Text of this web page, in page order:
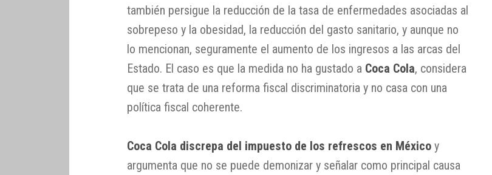
también persigue la reducción de la tasa de enfermedades asociadas al
sobrepeso y la obesidad, la reducción del gasto sanitario, y aunque no
lo mencionan, seguramente el aumento de los ingresos a las arcas del
Estado. El caso es que la medida no ha gustado a Coca Cola, considera
que se trata de una reforma fiscal discriminatoria y no casa con una
política fiscal coherente.
Coca Cola discrepa del impuesto de los refrescos en México y
argumenta que no se puede demonizar y señalar como principal causa